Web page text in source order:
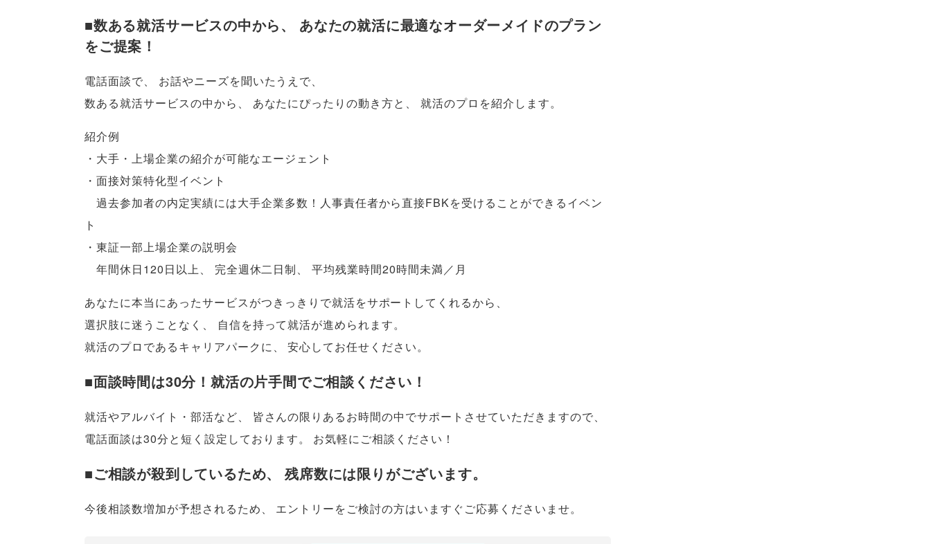
■数ある就活サービスの中から、
あなたの就活に最適なオーダーメイドのプラン
をご提案！
電話面談で、 お話やニーズを聞いたうえで、
数ある就活サービスの中から 、 あなたにぴったりの動き方と 、 就活のプロを紹介します。
紹介例
・大手・上場企業の紹介が可能なエージェント
・面接対策特化型イベント
過去参加者の内定実績には大手企業多数！人事責任者から直接FBKを受けることができるイベン
ト
・東証一部上場企業の説明会
年間休日120日以上、 完全週休二日制、 平均残業時間20時間未満／月
あなたに本当にあったサービスがつきっきりで就活をサポートしてくれるから 、
選択肢に迷うことなく 、 自信を持って就活が進められます。
就活のプロであるキャリアパークに、 安心してお任せください。
■面談時間は30分！就活の片手間でご相談ください！
就活やアルバイト・部活など、 皆さんの限りあるお時間の中でサポートさせていただきますので、
電話面談は30分と短く設定しております。 お気軽にご相談ください！
■ご相談が殺到しているため、 残席数には限りがございます。
今後相談数増加が予想されるため、 エントリーをご検討の方はいますぐご応募くださいませ。